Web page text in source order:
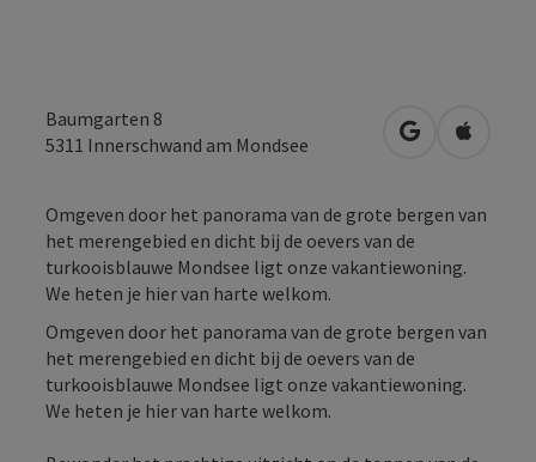
Baumgarten 8
5311 Innerschwand am Mondsee Openen in
Omgeven door het panorama van de grote bergen van
het merengebied en dicht bij de oevers van de
turkooisblauwe Mondsee ligt onze vakantiewoning.
We heten je hier van harte welkom.
Omgeven door het panorama van de grote bergen van
het merengebied en dicht bij de oevers van de
turkooisblauwe Mondsee ligt onze vakantiewoning.
We heten je hier van harte welkom.